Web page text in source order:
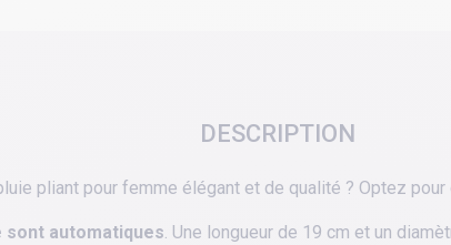
DESCRIPTION
pliant pour femme élégant et de qualité ? Optez pour
automatiques. Une longueur de 19 cm et un